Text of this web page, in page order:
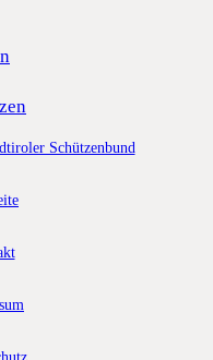
Schützenbund